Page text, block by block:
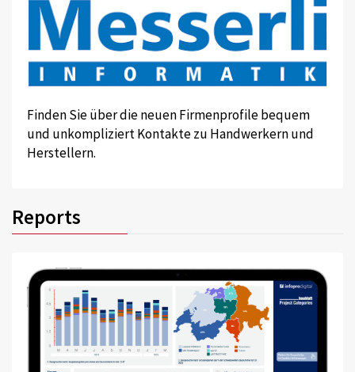
Finden Sie über die neuen Firmenprofile bequem
und unkompliziert Kontakte zu Handwerkern und
Herstellern.
Reports